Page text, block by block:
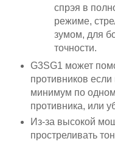
спрэя в
режиме,
зумом, для
точности.
G3SG1 может
противников
минимум по
противника, или
Из-за высокой
простреливать